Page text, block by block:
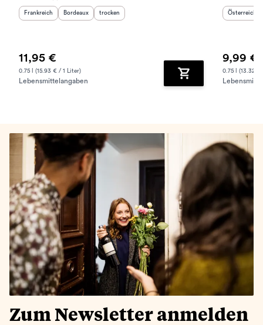
Herkunftsland
Frankreich Herkunftsregion:
Bordeaux Geschmack
trocken
11,95 €
0.75 l (15.93 € / 1 Liter)
Lebensmittelangaben Zum Warenkorb
Österreich
9,99 €
0.75 l (13.32 €
Zum Newsletter anmelden